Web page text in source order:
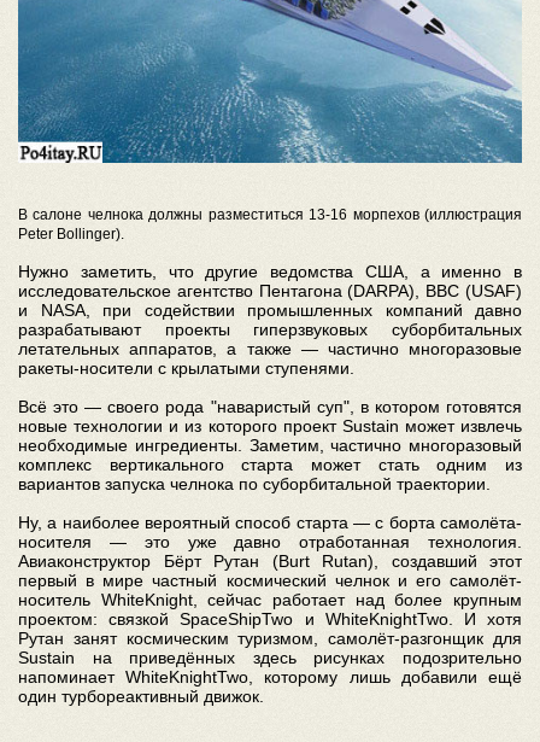
В салоне челнока должны разместиться 13-16 морпехов (иллюстрация
Peter Bollinger).
Нужно заметить, что другие ведомства США, а именно в
исследовательское агентство Пентагона (DARPA), ВВС (USAF)
и NASA, при содействии промышленных компаний давно
разрабатывают проекты гиперзвуковых суборбитальных
летательных аппаратов, а также — частично многоразовые
ракеты-носители с крылатыми ступенями.
Всё это — своего рода "наваристый суп", в котором готовятся
новые технологии и из которого проект Sustain может извлечь
необходимые ингредиенты. Заметим, частично многоразовый
комплекс вертикального старта может стать одним из
вариантов запуска челнока по суборбитальной траектории.
Ну, а наиболее вероятный способ старта — с борта самолёта-
носителя — это уже давно отработанная технология.
Авиаконструктор Бёрт Рутан (Burt Rutan), создавший этот
первый в мире частный космический челнок и его самолёт-
носитель WhiteKnight, сейчас работает над более крупным
проектом: связкой SpaceShipTwo и WhiteKnightTwo. И хотя
Рутан занят космическим туризмом, самолёт-разгонщик для
Sustain на приведённых здесь рисунках подозрительно
напоминает WhiteKnightTwo, которому лишь добавили ещё
один турбореактивный движок.